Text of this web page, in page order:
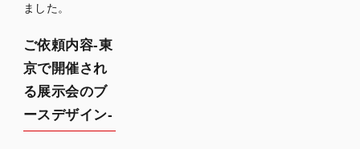
の完成
展示会
ブース
デザイ
ンのポ
イント
ました。
ご依頼内容-東
京で開催され
る展示会のブ
ースデザイン-